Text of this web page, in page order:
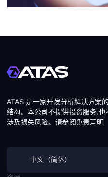
ATAS 是一家开发分析解决方案
结构。本公司不提供投资服务,
涉及损失风险。 请参阅免责声明
中文（简体）